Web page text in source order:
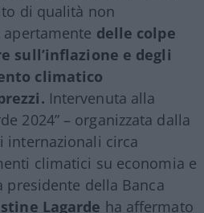
di qualità non
delle colpe
sull’inflazione e degli
climatico
Intervenuta alla
2024” – organizzata dalla
internazionali circa
climatici su economia e
della Banca
Lagarde ha affermato